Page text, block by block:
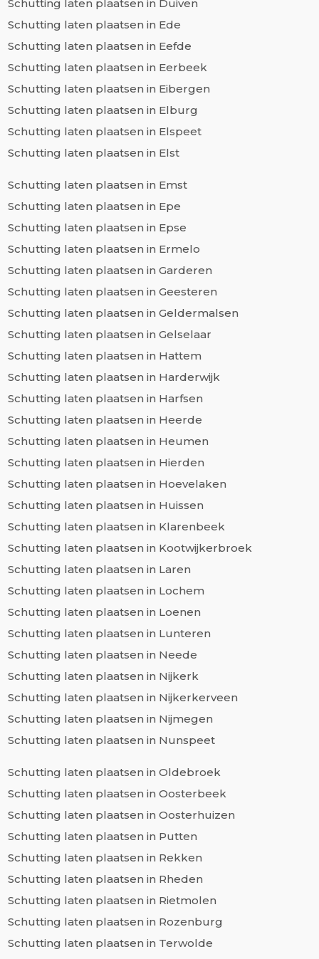
Schutting laten plaatsen in Duiven
Schutting laten plaatsen in Ede
Schutting laten plaatsen in Eefde
Schutting laten plaatsen in Eerbeek
Schutting laten plaatsen in Eibergen
Schutting laten plaatsen in Elburg
Schutting laten plaatsen in Elspeet
Schutting laten plaatsen in Elst
Schutting laten plaatsen in Emst
Schutting laten plaatsen in Epe
Schutting laten plaatsen in Epse
Schutting laten plaatsen in Ermelo
Schutting laten plaatsen in Garderen
Schutting laten plaatsen in Geesteren
Schutting laten plaatsen in Geldermalsen
Schutting laten plaatsen in Gelselaar
Schutting laten plaatsen in Hattem
Schutting laten plaatsen in Harderwijk
Schutting laten plaatsen in Harfsen
Schutting laten plaatsen in Heerde
Schutting laten plaatsen in Heumen
Schutting laten plaatsen in Hierden
Schutting laten plaatsen in Hoevelaken
Schutting laten plaatsen in Huissen
Schutting laten plaatsen in Klarenbeek
Schutting laten plaatsen in Kootwijkerbroek
Schutting laten plaatsen in Laren
Schutting laten plaatsen in Lochem
Schutting laten plaatsen in Loenen
Schutting laten plaatsen in Lunteren
Schutting laten plaatsen in Neede
Schutting laten plaatsen in Nijkerk
Schutting laten plaatsen in Nijkerkerveen
Schutting laten plaatsen in Nijmegen
Schutting laten plaatsen in Nunspeet
Schutting laten plaatsen in Oldebroek
Schutting laten plaatsen in Oosterbeek
Schutting laten plaatsen in Oosterhuizen
Schutting laten plaatsen in Putten
Schutting laten plaatsen in Rekken
Schutting laten plaatsen in Rheden
Schutting laten plaatsen in Rietmolen
Schutting laten plaatsen in Rozenburg
Schutting laten plaatsen in Terwolde